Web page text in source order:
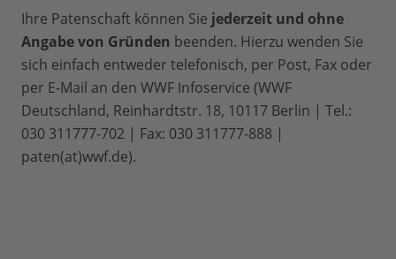
Hilfe am dringendsten gebraucht wird.
Wie lange läuft eine
Patenschaft?
Grundsätzlich gibt es keine
Mindestlaufzeit. Jederzeit können Sie Ihre
Ihre Patenschaft können Sie jederzeit und ohne
Angabe von Gründen beenden. Hierzu wenden Sie
sich einfach entweder telefonisch, per Post, Fax oder
per E-Mail an den WWF Infoservice (WWF
Deutschland, Reinhardtstr. 18, 10117 Berlin | Tel.:
030 311777-702 | Fax: 030 311777-888 |
paten(at)wwf.de).